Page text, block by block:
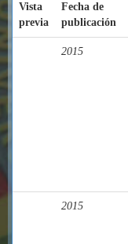
Vista
previa
Fecha de
publicación
2015
2015